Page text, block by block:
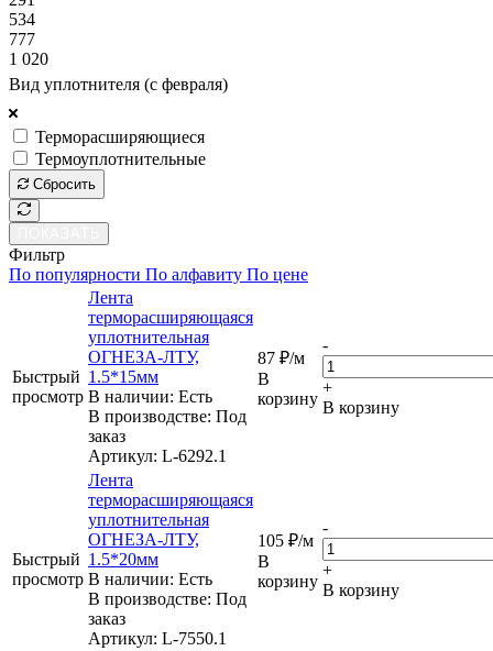
534
777
1 020
Вид уплотнителя (с февраля)
Терморасширяющиеся
Термоуплотнительные
Сбросить
Фильтр
По популярности По алфавиту По цене
Быстрый
просмотр
Лента
терморасширяющаяся
уплотнительная
ОГНЕЗА-ЛТУ,
1.5*15мм
В наличии: Eсть
В производстве: Под
заказ
Артикул: L-6292.1
87 ₽/м
В
корзину
-
+
В корзину
Быстрый
просмотр
Лента
терморасширяющаяся
уплотнительная
ОГНЕЗА-ЛТУ,
1.5*20мм
В наличии: Eсть
В производстве: Под
заказ
Артикул: L-7550.1
105 ₽/м
В
корзину
-
+
В корзину